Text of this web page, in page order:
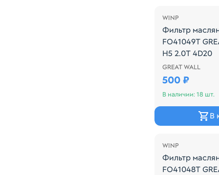
WINP
Фильтр
FO41049T
H5 2.0T 4D20
GREAT WALL
500 ₽
В наличии: 18 шт.
В
WINP
Фильтр
FO41048T